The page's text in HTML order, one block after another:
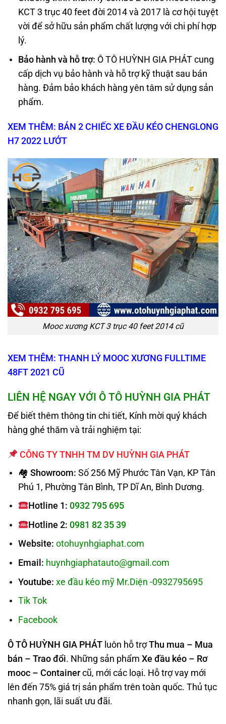
KCT 3 trục 40 feet đời 2014 và 2017 là cơ hội tuyệt
vời để sở hữu sản phẩm chất lượng với chi phí hợp
lý.
Bảo hành và hỗ trợ: Ô TÔ HUỲNH GIA PHÁT cung
cấp dịch vụ bảo hành và hỗ trợ kỹ thuật sau bán
hàng. Đảm bảo khách hàng yên tâm sử dụng sản
phẩm.
XEM THÊM: BÁN 2 CHIẾC XE ĐẦU KÉO CHENGLONG
H7 2022 LƯỚT
Mooc xương KCT 3 trục 40 feet 2014 cũ
XEM THÊM: THANH LÝ MOOC XƯƠNG FULLTIME
48FT 2021 CŨ
LIÊN HỆ NGAY VỚI Ô TÔ HUỲNH GIA PHÁT
Để biết thêm thông tin chi tiết, Kính mời quý khách
hàng ghé thăm và trải nghiệm tại:
CÔNG TY TNHH TM DV HUỲNH GIA PHÁT
🏘 Showroom: Số 256 Mỹ Phước Tân Vạn, KP Tân
Phú 1, Phường Tân Bình, TP Dĩ An, Bình Dương.
Hotline 1: 0932 795 695
Hotline 2: 0981 82 35 39
Website: otohuynhgiaphat.com
Email: huynhgiaphatauto@gmail.com
Youtube: xe đầu kéo mỹ Mr.Diện -0932795695
Tik Tok
Facebook
Ô TÔ HUỲNH GIA PHÁT luôn hỗ trợThu mua – Mua
bán – Trao đổi. Những sản phẩm Xe đầu kéo – Rơ
mooc – Containercũ, mới các loại. Hỗ trợ vay mới
lên đến 75% giá trị sản phẩm trên toàn quốc. Thủ tục
nhanh gọn, lãi suất ưu đãi.